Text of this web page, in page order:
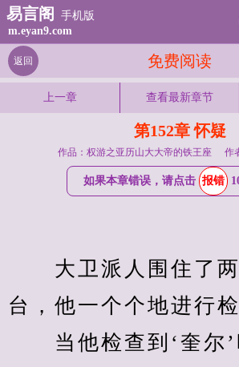
易言阁
手机版
m.eyan9.com
免费阅读
返回
上一章 查看最新章节
第152章 怀疑
作品：权游之亚历山大大帝的铁王座 作
如果本章错误，请点击 报错
大卫派人围住了两
台，他一个个地进行检
当他检查到‘奎尔’